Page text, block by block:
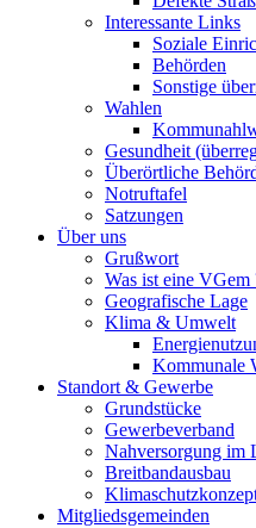
Interessante Links
Soziale
Behörden
Sonstige
Wahlen
Gesundheit
Überörtliche
Notruftafel
Satzungen
Über uns
Grußwort
Was ist eine VGem
Geografische Lage
Klima & Umwelt
Kommunale
Standort & Gewerbe
Grundstücke
Gewerbeverband
Nahversorgung im
Breitbandausbau
Mitgliedsgemeinden